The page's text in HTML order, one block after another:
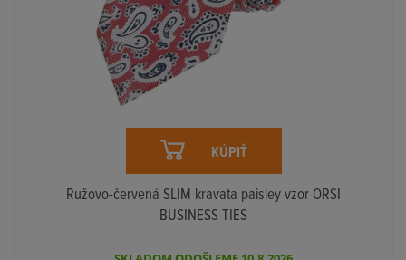
KÚPIŤ
Ružovo-červená SLIM kravata paisley vzor ORSI
BUSINESS TIES